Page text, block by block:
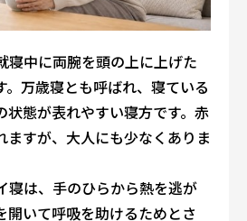
寝中に両腕を頭の上に上げた
。万歳寝とも呼ばれ、寝ている
状態が表れやすい寝方です。赤
ますが、大人にも少なくありま
寝は、手のひらから熱を逃が
開いて呼吸を助けるためとさ